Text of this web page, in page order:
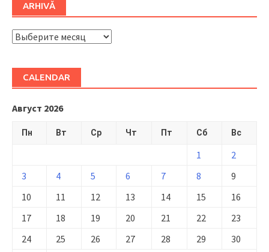
ARHIVĂ
ARHIVĂ
CALENDAR
Август 2026
Пн Вт Ср Чт Пт Сб Вс
1
2
3
4 5 6 7 8
9
10
11 12 13 14 15
16
17
18 19 20 21 22
23
24
25 26 27 28 29
30